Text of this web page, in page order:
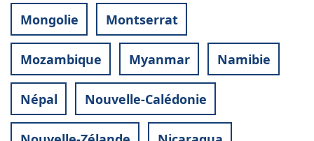
Mongolie Montserrat
Mozambique Myanmar Namibie
Népal Nouvelle-Calédonie